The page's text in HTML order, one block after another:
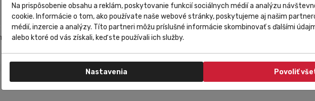
syntetických materiálov. Ultra ľahká konštrukcia. Uzatváranie na suchý zips na zápästí.
zloženie: Polyester 50%, Nylón 44%, Polyuretán 6%
Na prispôsobenie obsahu a reklám, poskytovanie funkcií sociálnych médií a analýzu
cookie. Informácie o tom, ako používate naše webové stránky, poskytujeme aj našim
médií, inzercie a analýzy. Títo partneri môžu príslušné informácie skombinovať s ďalšími
alebo ktoré od vás získali, keď ste používali ich služby.
Nastavenia Povoliť